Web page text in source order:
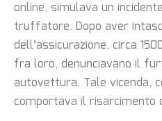
online, simulava un
truffatore. Dopo aver
dell’assicurazione, circa
fra loro, denunciavano il
autovettura. Tale vicenda,
comportava il risarcimento